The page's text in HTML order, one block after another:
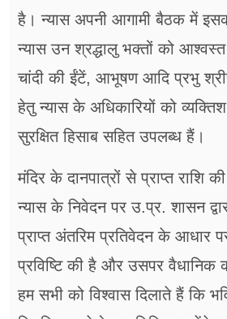
है। न्यास अपनी आगामी बैठक में
न्यास उन श्रद्धालु भक्तों को
चांदी की ईंटें, आभूषण आदि प्रभु
हेतु न्यास के अधिकारियों को
सुरक्षित हिसाब सहित उपलब्ध हैं।
मंदिर के दानपात्रों से प्राप्त राशि
न्यास के निवेदन पर उ.प्र. शासन
प्राप्त अंतरिम प्रतिवेदन के आधार
प्रविष्टि की है और उसपर वैधानिक
हम सभी को विश्वास दिलाते हैं कि